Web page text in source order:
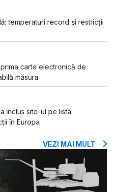
temperaturi record și restricții
carte electronică de
măsura
inclus site-ul pe lista
în Europa
VEZI MAI MULT